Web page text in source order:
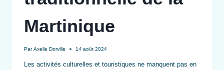
Martinique
Par Axelle Dorville 14 août 2024
Les activités culturelles et touristiques ne manquent pas en